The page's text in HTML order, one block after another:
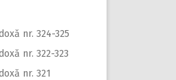
nr. 324-325
nr. 322-323
nr. 321